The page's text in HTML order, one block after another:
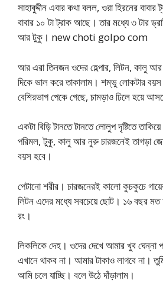
সাহাবুদ্দীন এবার কথা বলল, ওরা হিরনের
বাবার ১০ টা ট্রাক আছে। তার মধ্যে ৩ টার
আর টুকু। new choti golpo com
আর এরা তিনজন ওদের হেল্পার, লিটন, কালু
দিকে ভাল করে তাকালাম। শম্ভু লোকটার
বেশিরভাগ পেকে গেছে, চামড়াও ঢিলে হয়ে
একটা বিড়ি টানতে টানতে লোলুপ দৃষ্টিতে
পরিমল, টুকু, কালু আর নুরু চারজনেই তাগড়া
বয়স হবে।
পেটানো শরীর। চারজনেরই কালো কুচকুচে
লিটন এদের মধ্যে সবচেয়ে ছোট। ১৬ বছর মত
রং।
লিকলিকে দেহ। ওদের দেখে আমার খুব
এখানে থাকব না। আমার টাকাও লাগবে না।
আমি চলে যাচ্ছি। বলে উঠে দাঁড়ালাম।